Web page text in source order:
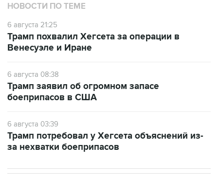
НОВОСТИ ПО ТЕМЕ
6 августа 21:25
Трамп похвалил Хегсета за операции в
Венесуэле и Иране
6 августа 08:38
Трамп заявил об огромном запасе
боеприпасов в США
6 августа 03:39
Трамп потребовал у Хегсета объяснений из-
за нехватки боеприпасов